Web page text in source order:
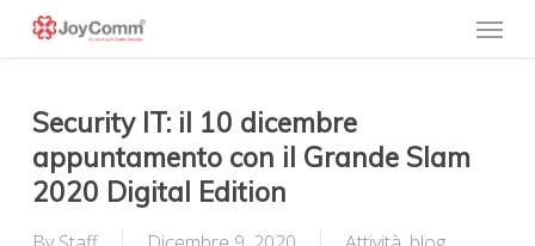
Skip
content
Menu
Security IT: il 10 dicembre
appuntamento con il Grande Slam
2020 Digital Edition